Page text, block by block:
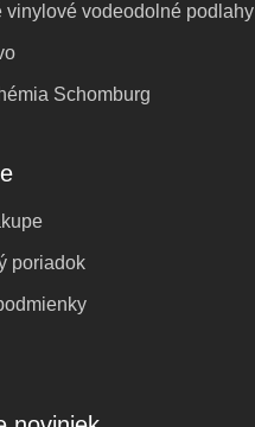
vinylové vodeodolné podlahy
Schomburg
poriadok